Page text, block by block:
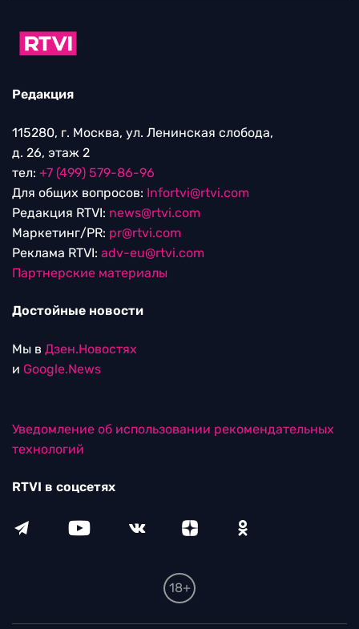
Редакция
115280, г. Москва, ул. Ленинская слобода,
д. 26, этаж 2
тел: +7 (499) 579-86-96
Для общих вопросов: Infortvi@rtvi.com
Редакция RTVI: news@rtvi.com
Маркетинг/PR: pr@rtvi.com
Реклама RTVI: adv-eu@rtvi.com
Партнерские материалы
Достойные новости
Мы в Дзен.Новостях
и Google.News
Уведомление об использовании рекомендательных
технологий
RTVI в соцсетях
18+